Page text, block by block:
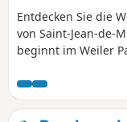
Entdecken Sie die
von Saint-Jean-de-
beginnt im Weiler
seinem unter
führt weiter in
zum Ausgangspunkt.